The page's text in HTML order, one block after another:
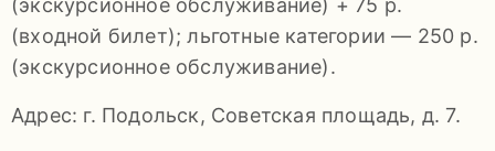
(экскурсионное обслуживание) + 75 р.
(входной билет); льготные категории — 250 р.
(экскурсионное обслуживание).
Адрес: г. Подольск, Советская площадь, д. 7.